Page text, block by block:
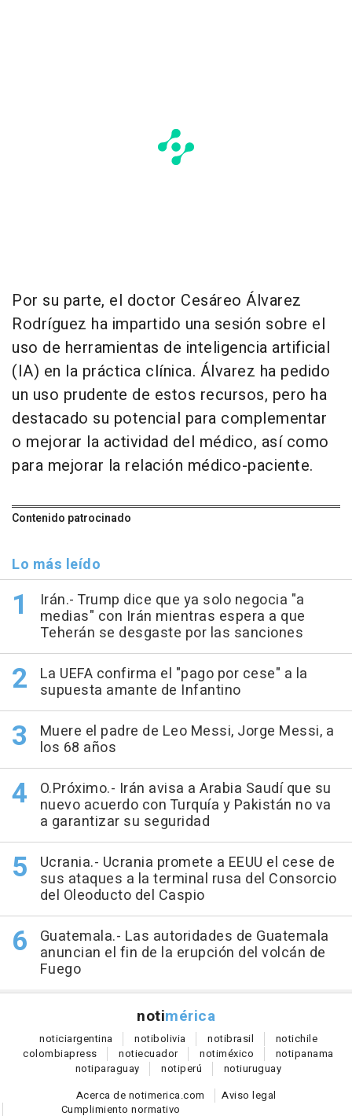
Por su parte, el doctor Cesáreo Álvarez
Rodríguez ha impartido una sesión sobre el
uso de herramientas de inteligencia artificial
(IA) en la práctica clínica. Álvarez ha pedido
un uso prudente de estos recursos, pero ha
destacado su potencial para complementar
o mejorar la actividad del médico, así como
para mejorar la relación médico-paciente.
Contenido patrocinado
Lo más leído
Irán.- Trump dice que ya solo negocia "a
medias" con Irán mientras espera a que
Teherán se desgaste por las sanciones
La UEFA confirma el "pago por cese" a la
supuesta amante de Infantino
Muere el padre de Leo Messi, Jorge Messi, a
los 68 años
O.Próximo.- Irán avisa a Arabia Saudí que su
nuevo acuerdo con Turquía y Pakistán no va
a garantizar su seguridad
Ucrania.- Ucrania promete a EEUU el cese de
sus ataques a la terminal rusa del Consorcio
del Oleoducto del Caspio
Guatemala.- Las autoridades de Guatemala
anuncian el fin de la erupción del volcán de
Fuego
notimérica
noticiargentina notibolivia notibrasil notichile
colombiapress notiecuador notiméxico notipanama
notiparaguay notiperú notiuruguay
Acerca de notimerica.com
Aviso legal
Cumplimiento normativo